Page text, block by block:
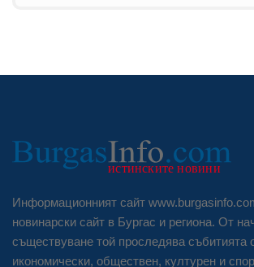
Информационният сайт
новинарски сайт в Бургас и региона. От
съществуване той проследява събитията
икономически, обществен, културен и